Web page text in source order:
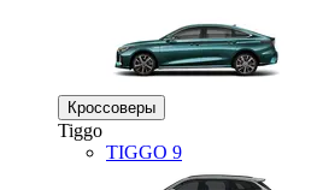
Кроссоверы
Tiggo
TIGGO 9